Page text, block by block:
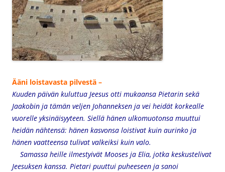
Ääni loistavasta pilvestä –
Kuuden päivän kuluttua Jeesus otti mukaansa Pietarin sekä
Jaakobin ja tämän veljen Johanneksen ja vei heidät korkealle
vuorelle yksinäisyyteen. Siellä hänen ulkomuotonsa muuttui
heidän nähtensä: hänen kasvonsa loistivat kuin aurinko ja
hänen vaatteensa tulivat valkeiksi kuin valo.
Samassa heille ilmestyivät Mooses ja Elia, jotka keskustelivat
Jeesuksen kanssa. Pietari puuttui puheeseen ja sanoi